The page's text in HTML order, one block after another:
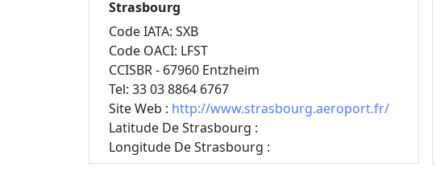
Strasbourg
Code IATA: SXB
Code OACI: LFST
CCISBR - 67960 Entzheim
Tel: 33 03 8864 6767
Site Web : http://www.strasbourg.aeroport.fr/
Latitude De Strasbourg :
Longitude De Strasbourg :